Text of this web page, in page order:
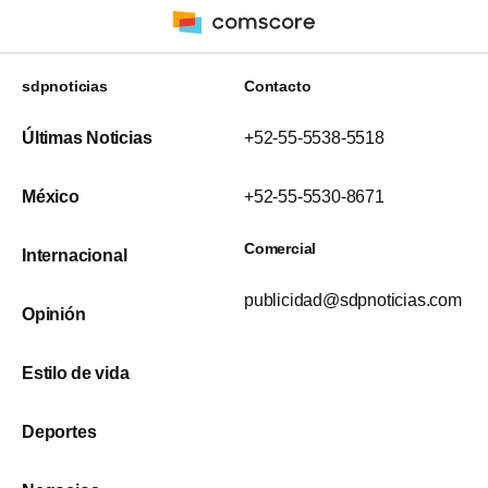
sdpnoticias
Últimas Noticias
México
Internacional
Opinión
Estilo de vida
Deportes
Contacto
+52-55-5538-5518
+52-55-5530-8671
Comercial
publicidad@sdpnoticias.com